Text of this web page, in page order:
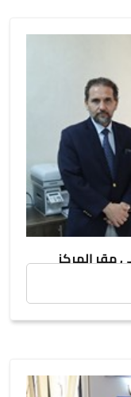
مقر المركز